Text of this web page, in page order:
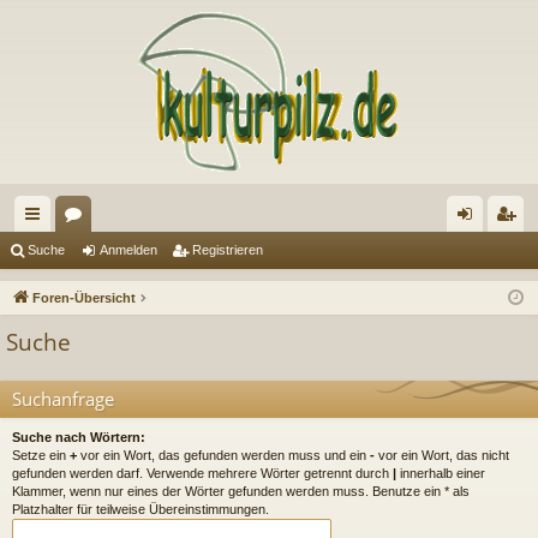
ch
ne
riff
en m
n
ist
n
Suche Anmelden Registrieren
Foren-Übersicht
Suche
Suchanfrage
Suche nach Wörtern:
Setze ein + vor ein Wort, das gefunden werden muss und ein - vor ein Wort, das nicht
gefunden werden darf. Verwende mehrere Wörter getrennt durch | innerhalb einer
Klammer, wenn nur eines der Wörter gefunden werden muss. Benutze ein * als
Platzhalter für teilweise Übereinstimmungen.